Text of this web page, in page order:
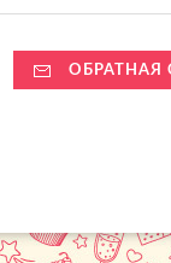
ОБРАТНАЯ